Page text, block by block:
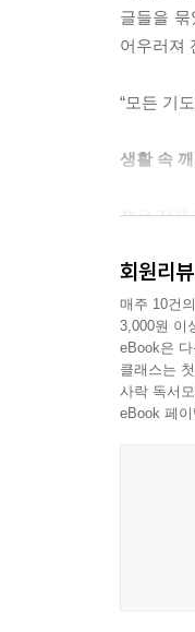
글들을
어우러져
“모든 기
생활 속
책은 전체
마음, 미
특히 스님
“우리가
과정입
화살은 세
회원리뷰
매주 10건
3,000원 이
eBook은
클래스는
사락 독서
eBook 페